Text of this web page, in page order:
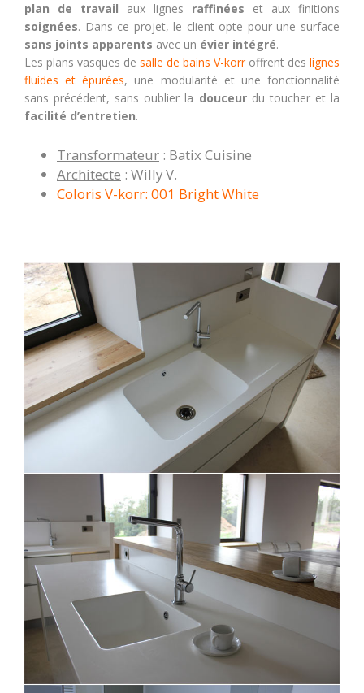
plan de travail aux lignes raffinées et aux finitions
soignées. Dans ce projet, le client opte pour une surface
sans joints apparents avec un évier intégré.
Les plans vasques de salle de bains V-korroffrent des lignes
fluides et épurées, une modularité et une fonctionnalité
sans précédent, sans oublier la douceurdu toucher et la
facilité d’entretien.
Transformateur : Batix Cuisine
Architecte : Willy V.
Coloris V-korr: 001 Bright White